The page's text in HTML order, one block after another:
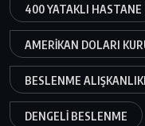
400 YATAKLI HASTANE
AMERIKAN DOLARI
BESLENME
DENGELI BESLENME